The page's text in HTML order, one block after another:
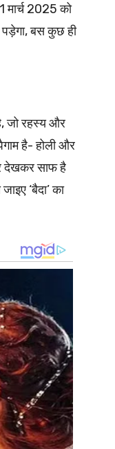
मार्च 2025 को
पड़ेगा, बस कुछ ही
जो रहस्य और
है- होली और
देखकर साफ है
‘बैदा’ का